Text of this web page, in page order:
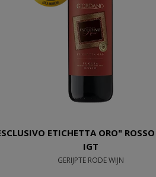
ETICHETTA ORO"
IGT
GERIJPTE RODE WIJN